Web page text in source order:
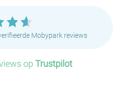
Mobypark reviews
op Trustpilot